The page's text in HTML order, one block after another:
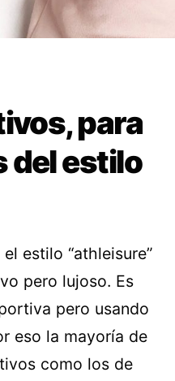
para
del estilo
estilo “athleisure”
pero lujoso. Es
pero usando
eso la mayoría de
como los de